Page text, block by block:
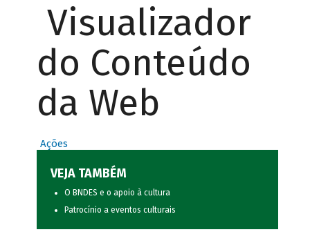
Visualizador
do Conteúdo
da Web
Ações
VEJA TAMBÉM
O BNDES e o apoio à cultura
Patrocínio a eventos culturais